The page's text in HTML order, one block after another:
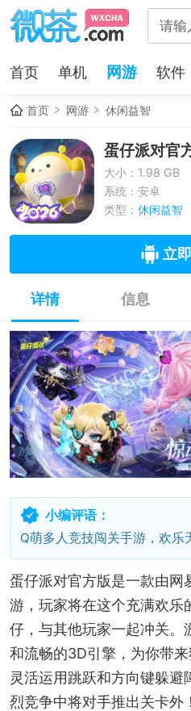
首页 单机 网游 软件
首页 网游 休闲益智
蛋仔派对官
大小：1.98 GB
系统：安卓
类型： 休闲益智
立
详情 信息
小编评语：
Q萌多人竞技闯关手游，欢乐
蛋仔派对官方版是一款由网
游，玩家将在这个充满欢乐
仔，与其他玩家一起冲关。
和流畅的3D引擎，为你带
灵活运用跳跃和方向键躲避
烈竞争中将对手推出关卡外